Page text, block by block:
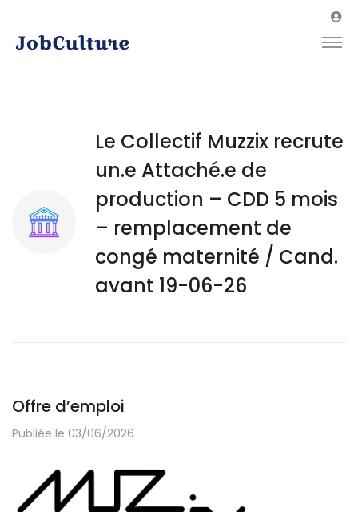
Le Collectif Muzzix recrute
un.e Attaché.e de
production – CDD 5 mois
– remplacement de
congé maternité / Cand.
avant 19-06-26
Offre d’emploi
Publiée le 03/06/2026